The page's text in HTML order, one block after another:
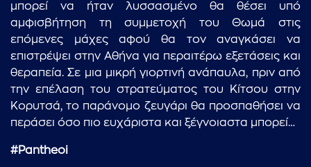
μπορεί να ήταν λυσσασμένο θα θέσει υπό
αμφισβήτηση τη συμμετοχή του Θωμά στις
επόμενες μάχες αφού θα τον αναγκάσει να
επιστρέψει στην Αθήνα για περαιτέρω εξετάσεις και
θεραπεία. Σε μια μικρή γιορτινή ανάπαυλα, πριν από
την επέλαση του στρατεύματος του Κίτσου στην
Κορυτσά, το παράνομο ζευγάρι θα προσπαθήσει να
περάσει όσο πιο ευχάριστα και ξέγνοιαστα μπορεί…
#Pantheoi